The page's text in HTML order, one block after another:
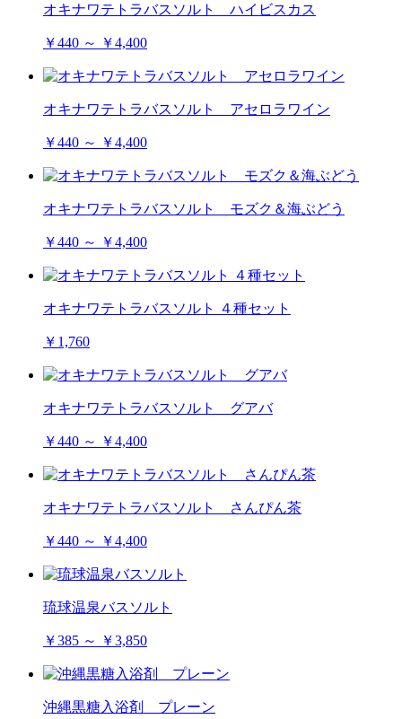
オキナワテトラバスソルト ハイビスカス
￥440 ～ ￥4,400
オキナワテトラバスソルト アセロラワイン
￥440 ～ ￥4,400
オキナワテトラバスソルト モズク＆海ぶどう
￥440 ～ ￥4,400
オキナワテトラバスソルト ４種セット
￥1,760
オキナワテトラバスソルト グアバ
￥440 ～ ￥4,400
オキナワテトラバスソルト さんぴん茶
￥440 ～ ￥4,400
琉球温泉バスソルト
￥385 ～ ￥3,850
沖縄黒糖入浴剤 プレーン